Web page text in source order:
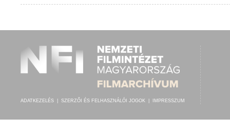
ADATKEZELÉS SZERZŐI ÉS FELHASZNÁLÓI JOGOK IMPRESSZUM